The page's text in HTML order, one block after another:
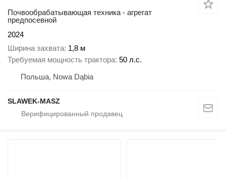
Почвообрабатывающая техника - агрегат
предпосевной
2024
Ширина захвата 1,8 м
Требуемая мощность трактора 50 л.с.
Польша, Nowa Dąbia
SLAWEK-MASZ